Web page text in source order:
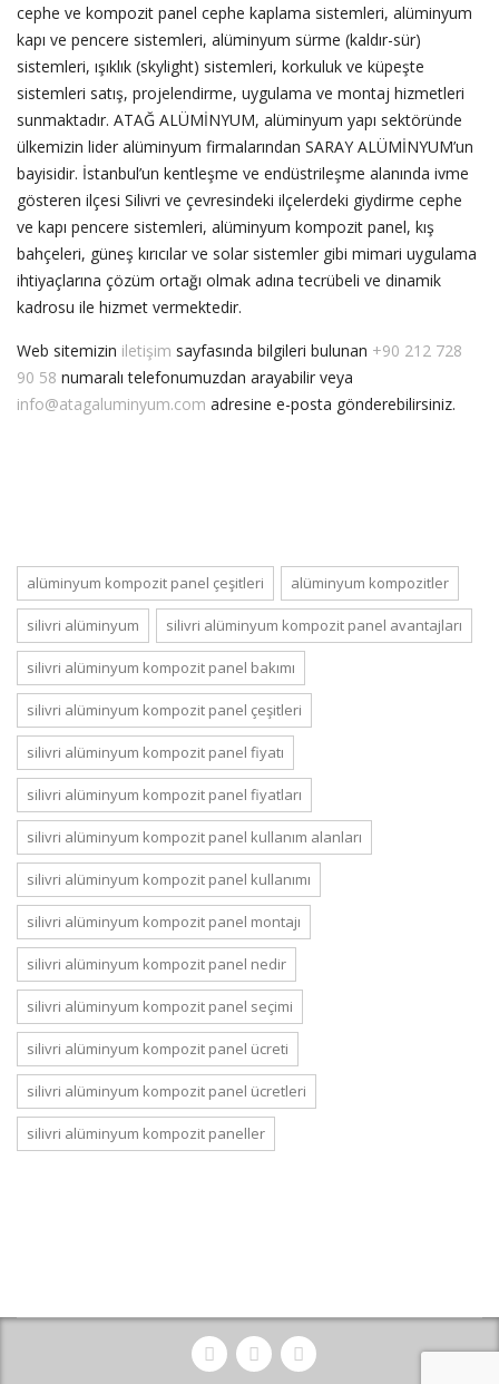
cephe ve kompozit panel cephe kaplama sistemleri, alüminyum
kapı ve pencere sistemleri, alüminyum sürme (kaldır-sür)
sistemleri, ışıklık (skylight) sistemleri, korkuluk ve küpeşte
sistemleri satış, projelendirme, uygulama ve montaj hizmetleri
sunmaktadır. ATAĞ ALÜMİNYUM, alüminyum yapı sektöründe
ülkemizin lider alüminyum firmalarından SARAY ALÜMİNYUM’un
bayisidir. İstanbul’un kentleşme ve endüstrileşme alanında ivme
gösteren ilçesi Silivri ve çevresindeki ilçelerdeki giydirme cephe
ve kapı pencere sistemleri, alüminyum kompozit panel, kış
bahçeleri, güneş kırıcılar ve solar sistemler gibi mimari uygulama
ihtiyaçlarına çözüm ortağı olmak adına tecrübeli ve dinamik
kadrosu ile hizmet vermektedir.
Web sitemizin iletişim sayfasında bilgileri bulunan +90 212 728
90 58 numaralı telefonumuzdan arayabilir veya
info@atagaluminyum.com adresine e-posta gönderebilirsiniz.
alüminyum kompozit panel çeşitleri alüminyum kompozitler
silivri alüminyum silivri alüminyum kompozit panel avantajları
silivri alüminyum kompozit panel bakımı
silivri alüminyum kompozit panel çeşitleri
silivri alüminyum kompozit panel fiyatı
silivri alüminyum kompozit panel fiyatları
silivri alüminyum kompozit panel kullanım alanları
silivri alüminyum kompozit panel kullanımı
silivri alüminyum kompozit panel montajı
silivri alüminyum kompozit panel nedir
silivri alüminyum kompozit panel seçimi
silivri alüminyum kompozit panel ücreti
silivri alüminyum kompozit panel ücretleri
silivri alüminyum kompozit paneller